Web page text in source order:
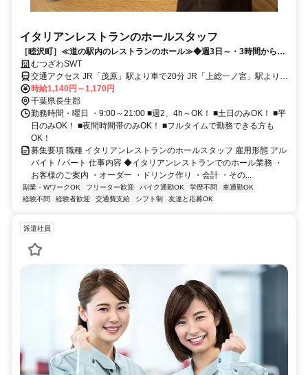
イタリアンレストランのホールスタッフ
［睦沢町］≪道の駅内のレストランのホール≫◆週3日～・3時間から勤
務OK◆未経験OK◆交通費支給
むつざわSWT
交通アクセス JR「茂原」駅より車で20分 JR「上総一ノ宮」駅より車
で15分 ★バイク・自転車通勤OK ★マイカー通勤可
時給1,140円～1,170円
千葉県長生郡
勤務時間・曜日 ・9:00～21:00 ■週2、4h～OK！ ■土日のみOK！ ■平
日のみOK！ ■夜間時間帯のみOK！ ■フルタイムで勤務できる方も
OK！
募集要項 職種 イタリアンレストランのホールスタッフ 雇用形態 アル
バイト / パート 仕事内容 ◆イタリアンレストランでのホール業務 ・
お客様のご案内 ・オーダー ・ドリンク作り ・会計 ・その...
副業・WワークOK フリーター歓迎 バイク通勤OK 学歴不問
車通勤OK
経験不問
経験者歓迎 交通費支給 シフト制 友達と応募OK
派遣社員